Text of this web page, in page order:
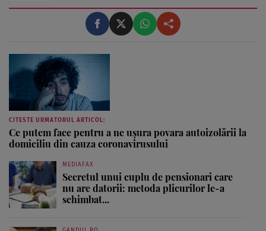
băieți minunați care mi-au oferit ocazia să văd lumea
CITESTE URMATORUL ARTICOL:
Ce putem face pentru a ne uşura povara autoizolării la
domiciliu din cauza coronavirusului
MEDIAFAX
Secretul unui cuplu de pensionari care
nu are datorii: metoda plicurilor le-a
schimbat...